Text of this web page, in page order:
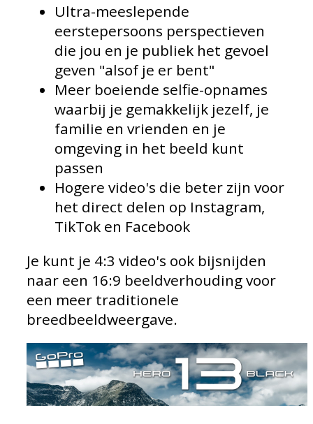
Ultra-meeslepende
eerstepersoons perspectieven
die jou en je publiek het gevoel
geven "alsof je er bent"
Meer boeiende selfie-opnames
waarbij je gemakkelijk jezelf, je
familie en vrienden en je
omgeving in het beeld kunt
passen
Hogere video's die beter zijn voor
het direct delen op Instagram,
TikTok en Facebook
Je kunt je 4:3 video's ook bijsnijden
naar een 16:9 beeldverhouding voor
een meer traditionele
breedbeeldweergave.